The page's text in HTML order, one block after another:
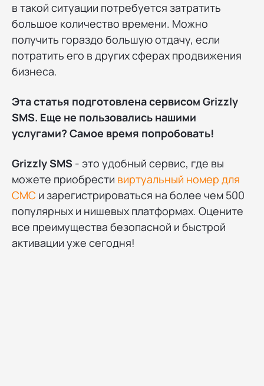
в такой ситуации потребуется затратить
большое количество времени. Можно
получить гораздо большую отдачу, если
потратить его в других сферах продвижения
бизнеса.
Эта статья подготовлена сервисом Grizzly
SMS. Еще не пользовались нашими
услугами? Самое время попробовать!
Grizzly SMS - это удобный сервис, где вы
можете приобрести виртуальный номер для
СМС и зарегистрироваться на более чем 500
популярных и нишевых платформах. Оцените
все преимущества безопасной и быстрой
активации уже сегодня!